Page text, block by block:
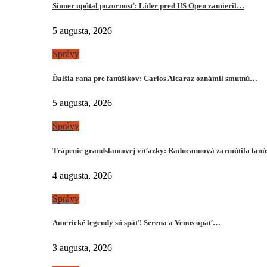
Sinner upútal pozornosť: Líder pred US Open zamieril…
5 augusta, 2026
Správy
Ďalšia rana pre fanúšikov: Carlos Alcaraz oznámil smutnú…
5 augusta, 2026
Správy
Trápenie grandslamovej víťazky: Raducanuová zarmútila
4 augusta, 2026
Správy
Americké legendy sú späť! Serena a Venus opäť…
3 augusta, 2026